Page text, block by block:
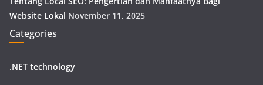
Website Lokal November 11, 2025
Categories
.NET technology